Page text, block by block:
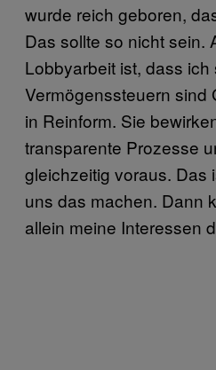
wurde reich geboren,
Das sollte so nicht sein.
Lobbyarbeit ist, dass ich
Vermögenssteuern sind
in Reinform. Sie
transparente Prozesse
gleichzeitig voraus. Das
uns das machen. Dann
allein meine Interessen